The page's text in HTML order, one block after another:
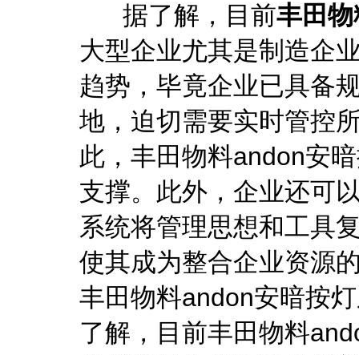
据了解，目前丰田
大型企业尤其是制造企
趋势，毕竟企业已具备
地，迫切需要实时管控
此，丰田物料andon安
支撑。此外，企业还可
系统将管理思想和工具
使其成为整合企业资源
丰田物料andon安暗按
了解，目前丰田物料